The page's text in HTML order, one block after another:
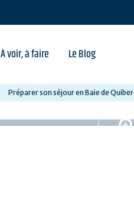
À voir, à faire Le Blog
Préparer son séjour en Baie de